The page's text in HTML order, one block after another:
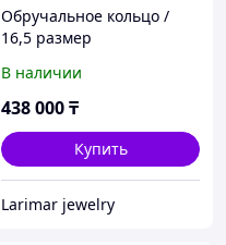
Обручальное кольцо /
16,5 размер
В наличии
438 000₸
Купить
Larimar jewelry